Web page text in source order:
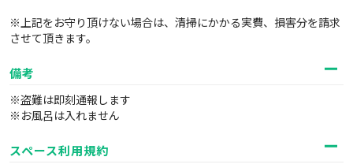
※上記をお守り頂けない場合は、清掃にかかる実費、損害分を請求
させて頂きます。
備考
※盗難は即刻通報します
※お風呂は入れません
スペース利用規約